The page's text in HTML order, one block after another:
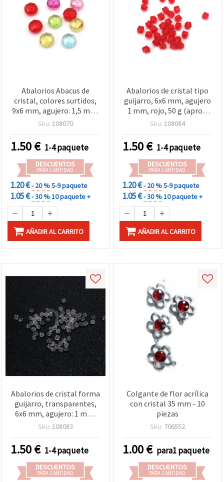
Abalorios Abacus de
cristal, colores surtidos,
9x6 mm, agujero: 1,5 mm,
50 g (aprox. 180 uds)
Sku: 108070
1.50€ 1-4 paquete
DESCUENTOS
PARA CANTIDAD
1.20 €- 20 %5-9 paquete
1.05 €- 30 %10 paquete +
AÑADIR AL CARRITO
Abalorios de cristal tipo
guijarro, 6x6 mm, agujero
1 mm, rojo, 50 g (aprox.
470 uds)
Sku: 108084
1.50€ 1-4 paquete
DESCUENTOS
PARA CANTIDAD
1.20 €- 20 %5-9 paquete
1.05 €- 30 %10 paquete +
AÑADIR AL CARRITO
Abalorios de cristal forma
guijarro, transparentes,
6x6 mm, agujero: 1 mm,
50 g (~470 uds)
Sku: 108083
1.50€ 1-4 paquete
DESCUENTOS
PARA CANTIDAD
Colgante de flor acrílica
con cristal 35 mm - 10
piezas
Sku: 706552
1.00€ para1 paquete
DESCUENTOS
PARA CANTIDAD